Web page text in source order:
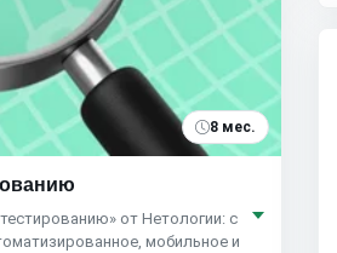
8 мес.
от Нетологии: с
мобильное и